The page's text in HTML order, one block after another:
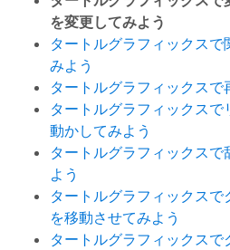
を変更してみよう
タートルグラフィックス
みよう
タートルグラフィックスで
タートルグラフィックス
動かしてみよう
タートルグラフィックス
よう
タートルグラフィックスで
を移動させてみよう
タートルグラフィックス